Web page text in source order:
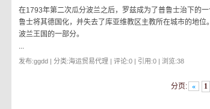
在1793年第二次瓜分波兰之后，罗兹成为了普鲁士治下的
鲁士将其德国化，并失去了库亚维教区主教所在城市的地
波兰王国的一部分。
...
发布:ggdd | 分类:海运贸易代理 | 评论:0 | 引用:0 | 浏览:38
分页: « 1